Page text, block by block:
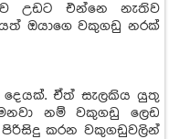
උඩට එන්නෙ නැතිව
ඔයාගෙ වකුගඩු නරක්
දෙයක්. ඒත් සැලකිය යුතු
නම් වකුගඩු ලෙඩ
පිරිසිදු කරන වකුගඩුවලින්